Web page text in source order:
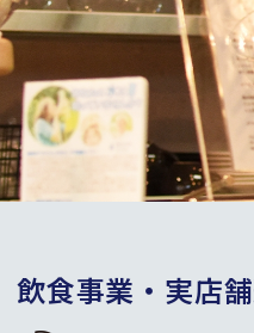
飲食事業・実店